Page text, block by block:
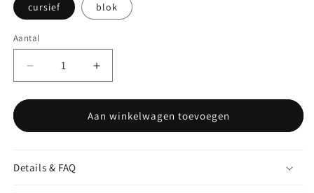
cursief blok
Aantal
Aantal
Aantal
verlagen
voor
en
Aantal
verhogen
voor
vleugel
en
Aan winkelwagen toevoegen
Details & FAQ